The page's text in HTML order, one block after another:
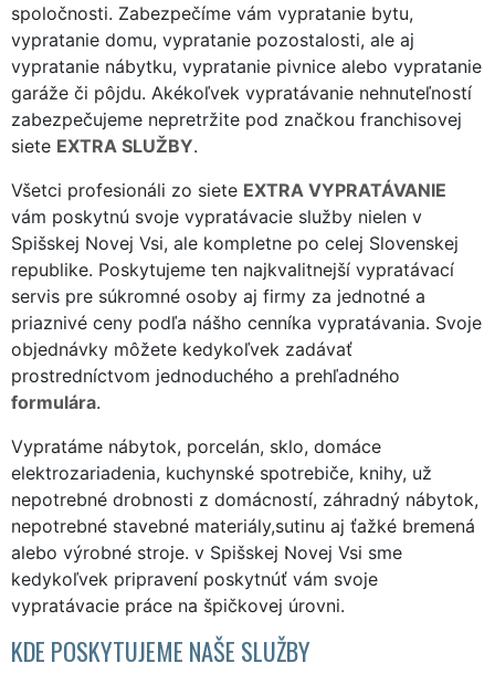
spoločnosti. Zabezpečíme vám vypratanie bytu,
vypratanie domu, vypratanie pozostalosti, ale aj
vypratanie nábytku, vypratanie pivnice alebo vypratanie
garáže či pôjdu. Akékoľvek vypratávanie nehnuteľností
zabezpečujeme nepretržite pod značkou franchisovej
siete EXTRA SLUŽBY.
Všetci profesionáli zo siete EXTRA VYPRATÁVANIE
vám poskytnú svoje vypratávacie služby nielen v
Spišskej Novej Vsi, ale kompletne po celej Slovenskej
republike. Poskytujeme ten najkvalitnejší vypratávací
servis pre súkromné osoby aj firmy za jednotné a
priaznivé ceny podľa nášho cenníka vypratávania. Svoje
objednávky môžete kedykoľvek zadávať
prostredníctvom jednoduchého a prehľadného
formulára.
Vypratáme nábytok, porcelán, sklo, domáce
elektrozariadenia, kuchynské spotrebiče, knihy, už
nepotrebné drobnosti z domácností, záhradný nábytok,
nepotrebné stavebné materiály,sutinu aj ťažké bremená
alebo výrobné stroje. v Spišskej Novej Vsi sme
kedykoľvek pripravení poskytnúť vám svoje
vypratávacie práce na špičkovej úrovni.
KDE POSKYTUJEME NAŠE SLUŽBY